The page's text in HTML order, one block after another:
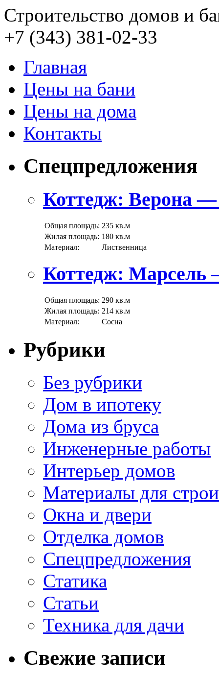
Строительство домов и
+7 (343) 381-02-33
Главная
Цены на бани
Цены на дома
Контакты
Спецпредложения
Коттедж: Верона —
Общая площадь: 235 кв.м
Жилая площадь: 180 кв.м
Материал:
Лиственница
Коттедж: Марсель
Общая площадь: 290 кв.м
Жилая площадь: 214 кв.м
Материал:
Сосна
Рубрики
Без рубрики
Дом в ипотеку
Дома из бруса
Инженерные работы
Интерьер домов
Материалы для
Окна и двери
Отделка домов
Спецпредложения
Статика
Статьи
Техника для дачи
Свежие записи